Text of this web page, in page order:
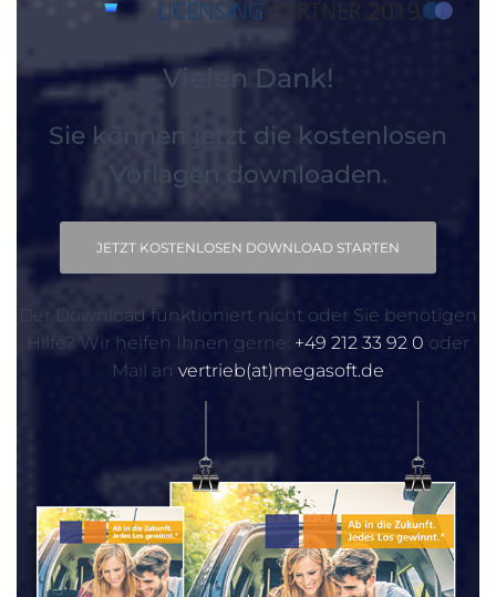
Vielen Dank!
Sie können jetzt die kostenlosen
Vorlagen downloaden.
JETZT KOSTENLOSEN DOWNLOAD STARTEN
Der Download funktioniert nicht oder Sie benötigen
Hilfe? Wir helfen Ihnen gerne: +49 212 33 92 0 oder
Mail an vertrieb(at)megasoft.de